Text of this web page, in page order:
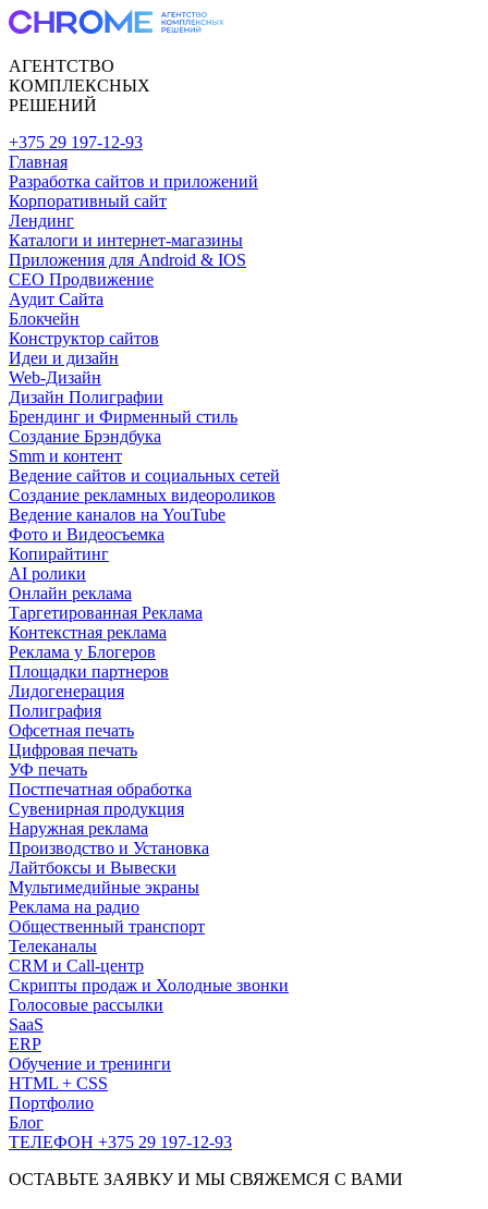
АГЕНТСТВО
КОМПЛЕКСНЫХ
РЕШЕНИЙ
+375 29 197-12-93
Главная
Разработка сайтов и приложений
Корпоративный сайт
Лендинг
Каталоги и интернет-магазины
Приложения для Android & IOS
CEO Продвижение
Аудит Сайта
Блокчейн
Конструктор сайтов
Идеи и дизайн
Web-Дизайн
Дизайн Полиграфии
Брендинг и Фирменный стиль
Создание Брэндбука
Smm и контент
Ведение сайтов и социальных сетей
Создание рекламных видеороликов
Ведение каналов на YouTube
Фото и Видеосъемка
Копирайтинг
AI ролики
Онлайн реклама
Таргетированная Реклама
Контекстная реклама
Реклама у Блогеров
Площадки партнеров
Лидогенерация
Полиграфия
Офсетная печать
Цифровая печать
УФ печать
Постпечатная обработка
Сувенирная продукция
Наружная реклама
Производство и Установка
Лайтбоксы и Вывески
Мультимедийные экраны
Реклама на радио
Общественный транспорт
Телеканалы
CRM и Call-центр
Скрипты продаж и Холодные звонки
Голосовые рассылки
SaaS
ERP
Обучение и тренинги
HTML + CSS
Портфолио
Блог
ТЕЛЕФОН +375 29 197-12-93
ОСТАВЬТЕ ЗАЯВКУ И МЫ СВЯЖЕМСЯ С ВАМИ